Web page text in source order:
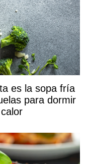
es la sopa fría
para dormir